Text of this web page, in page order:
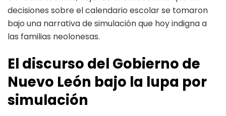
decisiones sobre el calendario escolar se tomaron
bajo una narrativa de simulación que hoy indigna a
las familias neolonesas.
El discurso del Gobierno de
Nuevo León bajo la lupa por
simulación